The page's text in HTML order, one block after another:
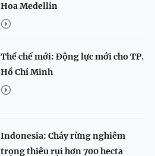
Hoa Medellin
Thể chế mới: Động lực mới cho TP.
Hồ Chí Minh
Indonesia: Cháy rừng nghiêm
trọng thiêu rụi hơn 700 hecta